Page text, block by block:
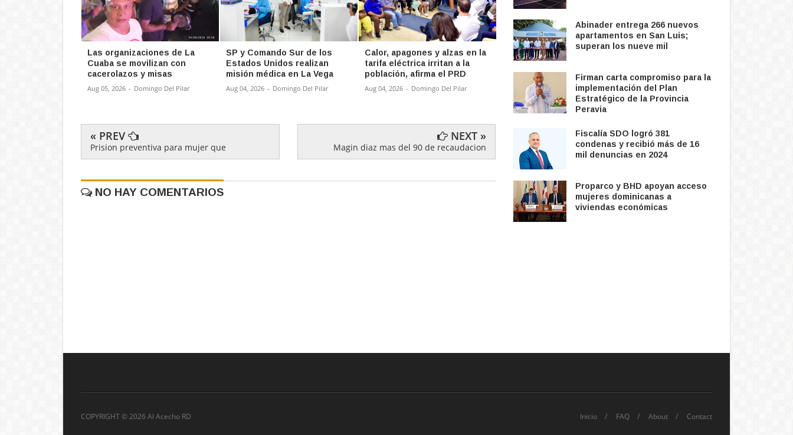
Las organizaciones de La
Cuaba se movilizan con
cacerolazos y misas
Aug 05, 2026 - Domingo Del Pilar
SP y Comando Sur de los
Estados Unidos realizan
misión médica en La Vega
Aug 04, 2026 - Domingo Del Pilar
Calor, apagones y alzas en la
tarifa eléctrica irritan a la
población, afirma el PRD
Aug 04, 2026 - Domingo Del Pilar
SNS y Regional Ozama
actualizan Manual de
Comunicación Interna y
Externa
Aug 04, 2026 - Domingo Del Pilar
CNM aprueba cronograma de
jueces de la SCJ
Aug 03, 2026
« PREV
Prision preventiva para mujer que
NEXT »
Magin diaz mas del 90 de recaudacion
NO HAY COMENTARIOS
Abinader entrega 266 nuevos
apartamentos en San Luis;
superan los nueve mil
Firman carta compromiso para la
implementación del Plan
Estratégico de la Provincia
Peravia
Fiscalía SDO logró 381
condenas y recibió más de 16
mil denuncias en 2024
Proparco y BHD apoyan acceso
mujeres dominicanas a
viviendas económicas
COPYRIGHT ©2026 Al Acecho RD Inicio FAQ About Contact